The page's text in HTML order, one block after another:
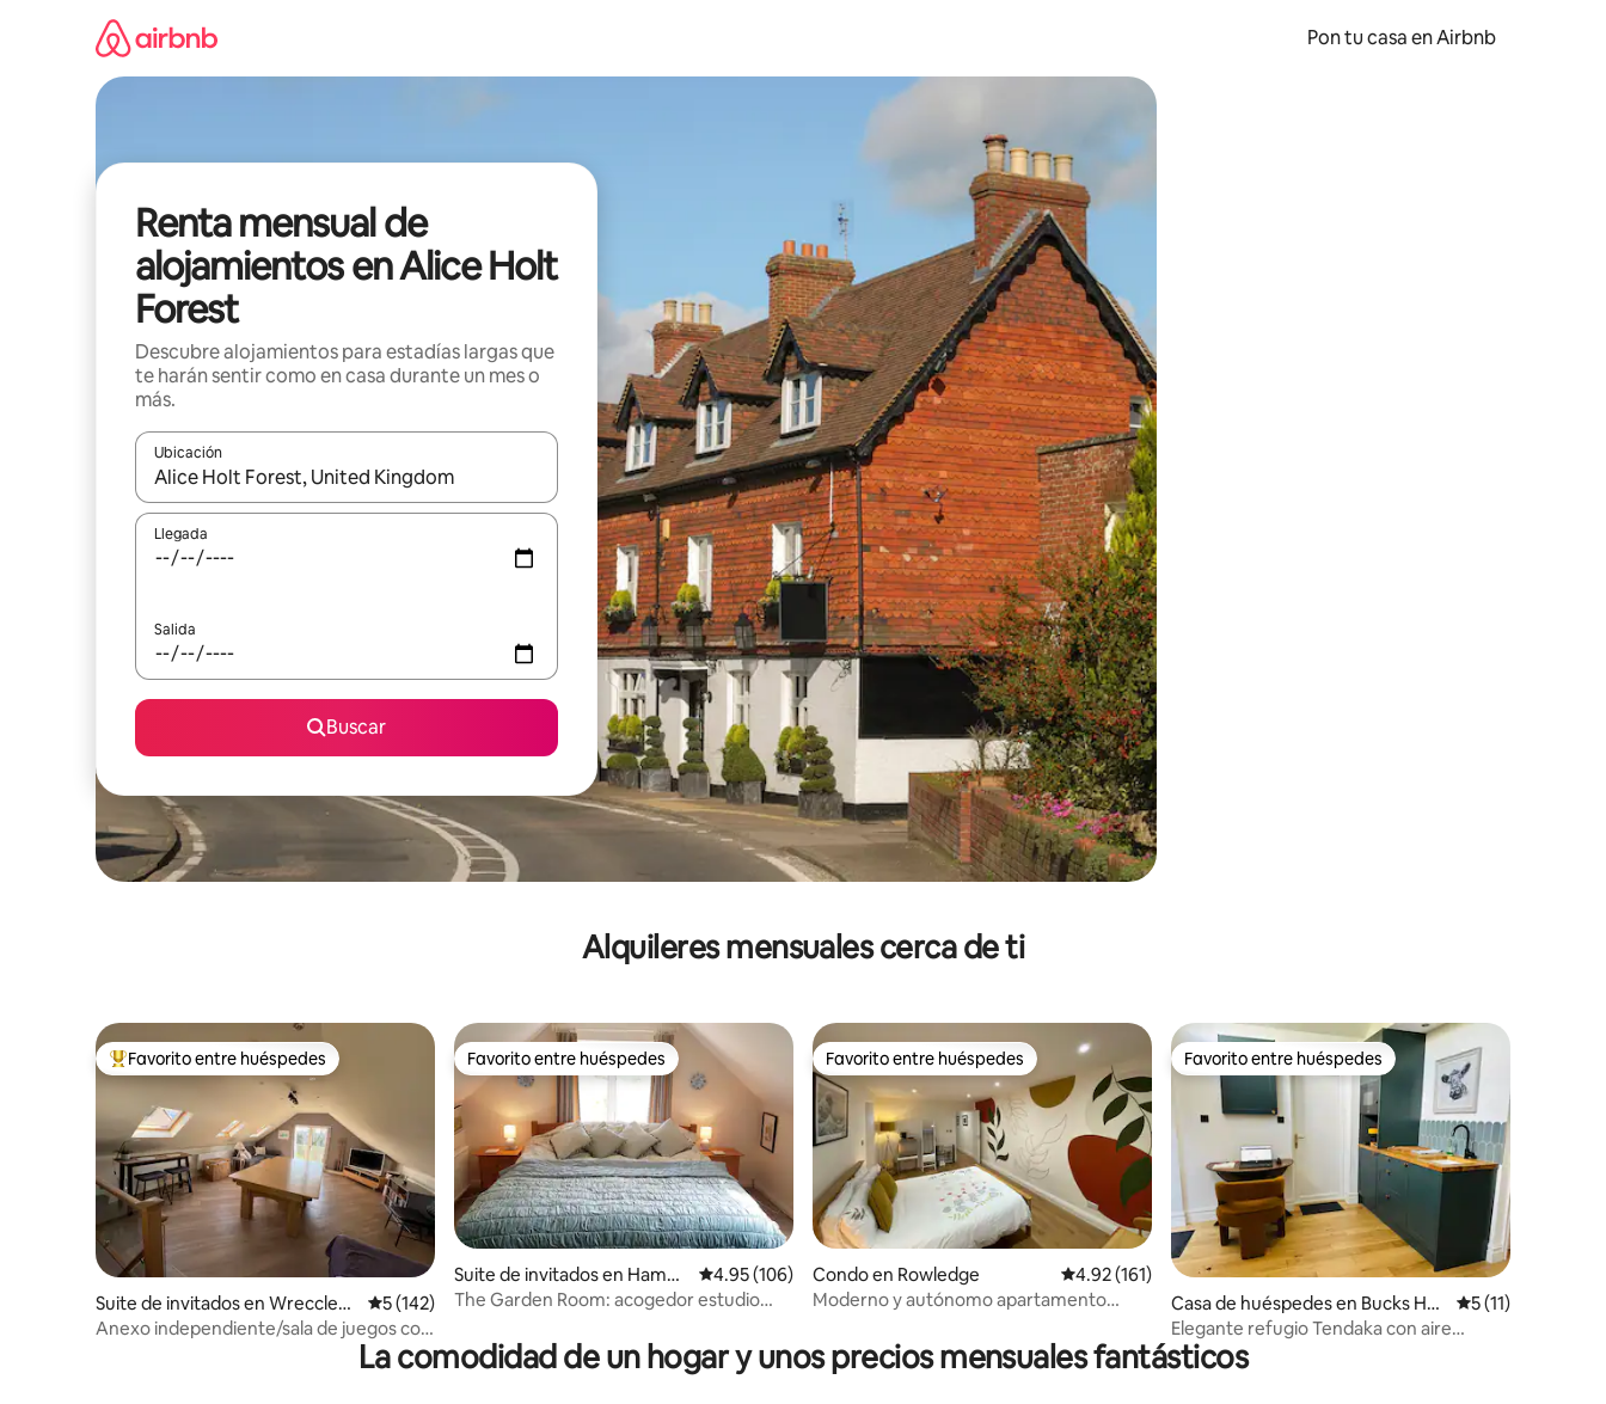
Pon tu casa en Airbnb
Renta mensual de
alojamientos en Alice Holt
Forest
Descubre alojamientos para estadías largas que
te harán sentir como en casa durante un mes o
más.
Ubicación
Cuando los resultados estén disponibles, navega con las teclas de flecha hacia arriba y hacia abajo o explora con el tacto o desliza el dedo.
Llegada
Salida
Buscar
Alquileres mensuales cerca de ti
Favorito entre huéspedes preferido
Favorito entre huéspedes
Suite de invitados en Wrecclesh
am
Calificación promedio: 5 de 5, 142 reseñas
5 (142)
Anexo independiente/sala de juegos con
Favorito entre huéspedes
Favorito entre huéspedes
Suite de invitados en Hamps
hire
Calificación promedio: 4.95 de 5, 106 reseñas
4.95 (106)
The Garden Room: acogedor estudio
Favorito entre huéspedes
Favorito entre huéspedes
Condo en Rowledge Calificación promedio: 4.92 de 5, 161 reseñas
4.92 (161)
Moderno y autónomo apartamento
Favorito entre huéspedes
Favorito entre huéspedes
Casa de huéspedes en Bucks Hor
n Oak
Calificación
5 (11)
Elegante refugio Tendaka con aire
acondicionado
La comodidad de un hogar y unos precios mensuales fantásticos